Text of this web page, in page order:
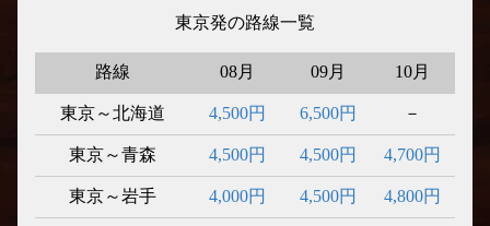
東京発の路線一覧
路線 08月 09月 10月
東京～北海道 4,500円 6,500円 －
東京～青森 4,500円 4,500円 4,700円
東京～岩手 4,000円 4,500円 4,800円